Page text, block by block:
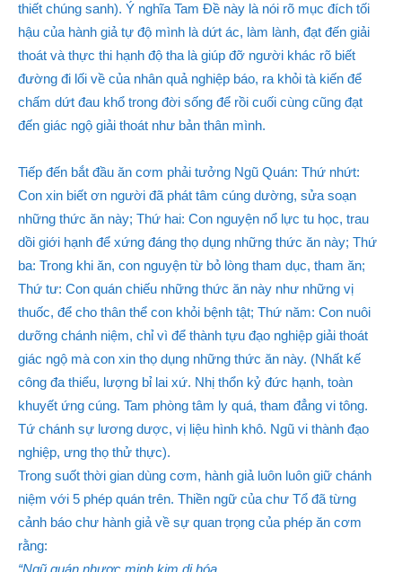
thiết chúng sanh). Ý nghĩa Tam Đề này là nói rõ mục đích tối
hậu của hành giả tự độ mình là dứt ác, làm lành, đạt đến giải
thoát và thực thi hạnh độ tha là giúp đỡ người khác rõ biết
đường đi lối về của nhân quả nghiệp báo, ra khỏi tà kiến để
chấm dứt đau khổ trong đời sống để rồi cuối cùng cũng đạt
đến giác ngộ giải thoát như bản thân mình.
Tiếp đến bắt đầu ăn cơm phải tưởng Ngũ Quán: Thứ nhứt:
Con xin biết ơn người đã phát tâm cúng dường, sửa soạn
những thức ăn này; Thứ hai: Con nguyện nổ lực tu học, trau
dồi giới hạnh để xứng đáng thọ dụng những thức ăn này; Thứ
ba: Trong khi ăn, con nguyện từ bỏ lòng tham dục, tham ăn;
Thứ tư: Con quán chiếu những thức ăn này như những vị
thuốc, để cho thân thể con khỏi bệnh tật; Thứ năm: Con nuôi
dưỡng chánh niệm, chỉ vì để thành tựu đạo nghiệp giải thoát
giác ngộ mà con xin thọ dụng những thức ăn này. (Nhất kế
công đa thiểu, lượng bỉ lai xứ. Nhị thổn kỷ đức hạnh, toàn
khuyết ứng cúng. Tam phòng tâm ly quá, tham đẳng vi tông.
Tứ chánh sự lương dược, vị liệu hình khô. Ngũ vi thành đạo
nghiệp, ưng thọ thử thực).
Trong suốt thời gian dùng cơm, hành giả luôn luôn giữ chánh
niệm với 5 phép quán trên. Thiền ngữ của chư Tổ đã từng
cảnh báo chư hành giả về sự quan trọng của phép ăn cơm
rằng:
“Ngũ quán nhược minh kim dị hóa